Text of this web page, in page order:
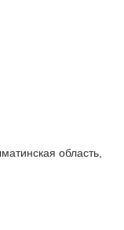
область,